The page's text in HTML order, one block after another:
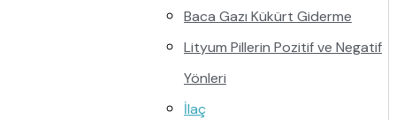
Baca Gazı Kükürt Giderme
Lityum Pillerin Pozitif ve Negatif
Yönleri
İlaç